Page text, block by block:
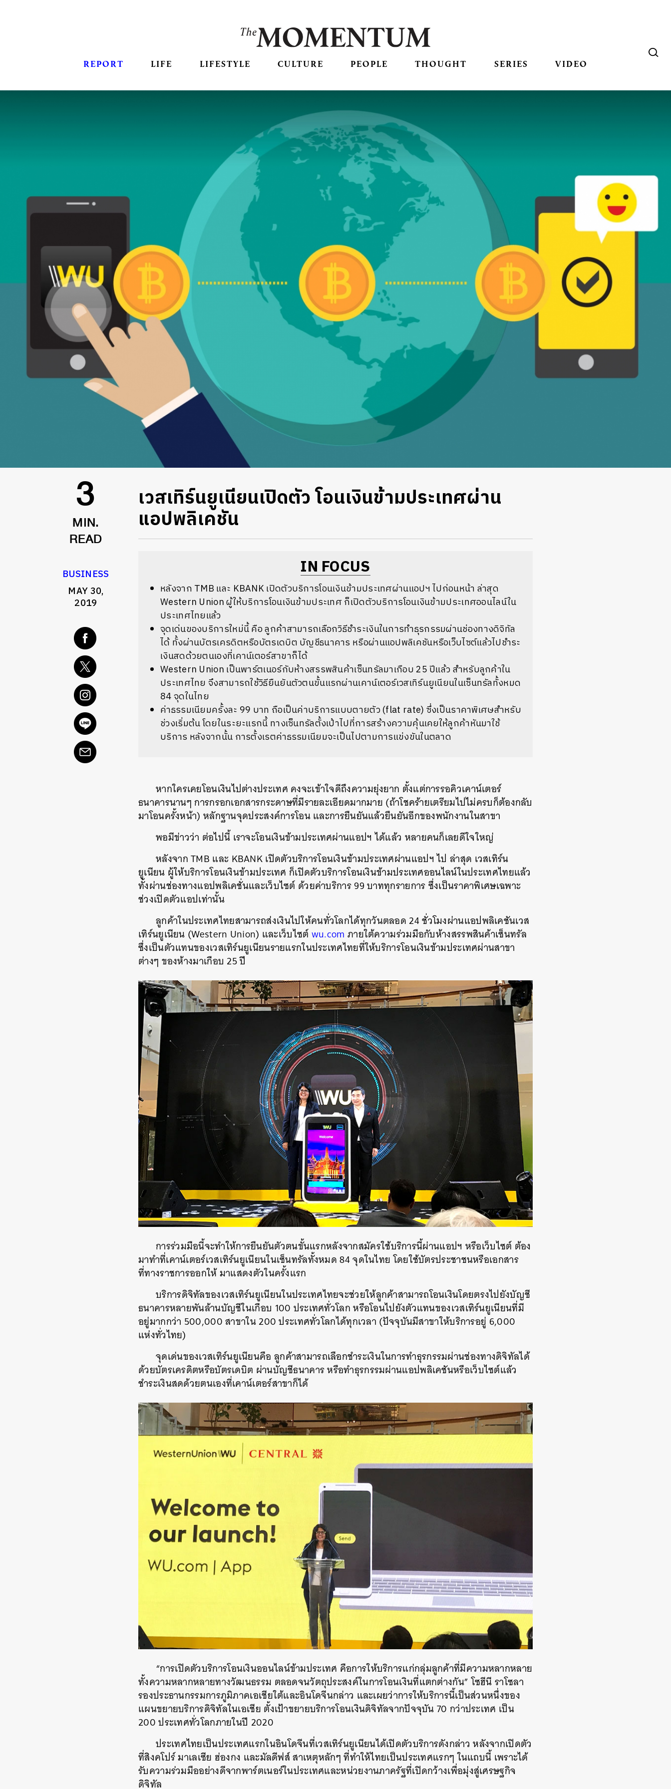
REPORT LIFE LIFESTYLE CULTURE PEOPLE THOUGHT SERIES VIDEO
3
MIN.
READ
BUSINESS
MAY 30,
2019
เวสเทิร์นยูเนียนเปิดตัว โอนเงินข้ามประเทศผ่าน
แอปพลิเคชัน
IN FOCUS
หลังจาก TMB และ KBANK เปิดตัวบริการโอนเงินข้ามประเทศผ่านแอปฯ ไปก่อนหน้า ล่าสุด
Western Union ผู้ให้บริการโอนเงินข้ามประเทศ ก็เปิดตัวบริการโอนเงินข้ามประเทศออนไลน์ใน
ประเทศไทยแล้ว
จุดเด่นของบริการใหม่นี้ คือ ลูกค้าสามารถเลือกวิธีชำระเงินในการทำธุรกรรมผ่านช่องทางดิจิทัล
ได้ ทั้งผ่านบัตรเครดิตหรือบัตรเดบิต บัญชีธนาคาร หรือผ่านแอปพลิเคชันหรือเว็บไซต์แล้วไปชำระ
เงินสดด้วยตนเองที่เคาน์เตอร์สาขาก็ได้
Western Union เป็นพาร์ตเนอร์กับห้างสรรพสินค้าเซ็นทรัลมาเกือบ 25 ปีแล้ว สำหรับลูกค้าใน
ประเทศไทย จึงสามารถใช้วิธียืนยันตัวตนขั้นแรกผ่านเคาน์เตอร์เวสเทิร์นยูเนียนในเซ็นทรัลทั้งหมด
84 จุดในไทย
ค่าธรรมเนียมครั้งละ 99 บาท ถือเป็นค่าบริการแบบตายตัว (flat rate) ซึ่งเป็นราคาพิเศษสำหรับ
ช่วงเริ่มต้น โดยในระยะแรกนี้ ทางเซ็นทรัลตั้งเป้าไปที่การสร้างความคุ้นเคยให้ลูกค้าหันมาใช้
บริการ หลังจากนั้น การตั้งเรตค่าธรรมเนียมจะเป็นไปตามการแข่งขันในตลาด
หากใครเคยโอนเงินไปต่างประเทศ คงจะเข้าใจดีถึงความยุ่งยาก ตั้งแต่การรอคิวเคาน์เตอร์
ธนาคารนานๆ การกรอกเอกสารกระดาษที่มีรายละเอียดมากมาย (ถ้าโชคร้ายเตรียมไปไม่ครบก็ต้องกลับ
มาโอนครั้งหน้า) หลักฐานจุดประสงค์การโอน และการยืนยันแล้วยืนยันอีกของพนักงานในสาขา
พอมีข่าวว่า ต่อไปนี้ เราจะโอนเงินข้ามประเทศผ่านแอปฯ ได้แล้ว หลายคนก็เลยดีใจใหญ่
หลังจาก TMB และ KBANK เปิดตัวบริการโอนเงินข้ามประเทศผ่านแอปฯ ไป ล่าสุด เวสเทิร์น
ยูเนียน ผู้ให้บริการโอนเงินข้ามประเทศ ก็เปิดตัวบริการโอนเงินข้ามประเทศออนไลน์ในประเทศไทยแล้ว
ทั้งผ่านช่องทางแอปพลิเคชั่นและเว็บไซต์ ด้วยค่าบริการ 99 บาททุกรายการ ซึ่งเป็นราคาพิเศษเฉพาะ
ช่วงเปิดตัวแอปเท่านั้น
ลูกค้าในประเทศไทยสามารถส่งเงินไปให้คนทั่วโลกได้ทุกวันตลอด 24 ชั่วโมงผ่านแอปพลิเคชันเวส
เทิร์นยูเนียน (Western Union) และเว็บไซต์wu.com ภายใต้ความร่วมมือกับห้างสรรพสินค้าเซ็นทรัล
ซึ่งเป็นตัวแทนของเวสเทิร์นยูเนียนรายแรกในประเทศไทยที่ให้บริการโอนเงินข้ามประเทศผ่านสาขา
ต่างๆ ของห้างมาเกือบ 25 ปี
การร่วมมือนี้จะทำให้การยืนยันตัวตนขั้นแรกหลังจากสมัครใช้บริการนี้ผ่านแอปฯ หรือเว็บไซต์ ต้อง
มาทำที่เคาน์เตอร์เวสเทิร์นยูเนียนในเซ็นทรัลทั้งหมด 84 จุดในไทย โดยใช้บัตรประชาชนหรือเอกสาร
ที่ทางราชการออกให้ มาแสดงตัวในครั้งแรก
บริการดิจิทัลของเวสเทิร์นยูเนียนในประเทศไทยจะช่วยให้ลูกค้าสามารถโอนเงินโดยตรงไปยังบัญชี
ธนาคารหลายพันล้านบัญชีในเกือบ 100 ประเทศทั่วโลก หรือโอนไปยังตัวแทนของเวสเทิร์นยูเนียนที่มี
อยู่มากกว่า 500,000 สาขาใน 200 ประเทศทั่วโลกได้ทุกเวลา (ปัจจุบันมีสาขาให้บริการอยู่ 6,000
แห่งทั่วไทย)
จุดเด่นของเวสเทิร์นยูเนียนคือ ลูกค้าสามารถเลือกชำระเงินในการทำธุรกรรมผ่านช่องทางดิจิทัลได้
ด้วยบัตรเครดิตหรือบัตรเดบิต ผ่านบัญชีธนาคาร หรือทำธุรกรรมผ่านแอปพลิเคชันหรือเว็บไซต์แล้ว
ชำระเงินสดด้วยตนเองที่เคาน์เตอร์สาขาก็ได้
“การเปิดตัวบริการโอนเงินออนไลน์ข้ามประเทศ คือการให้บริการแก่กลุ่มลูกค้าที่มีความหลากหลาย
ทั้งความหลากหลายทางวัฒนธรรม ตลอดจนวัตถุประสงค์ในการโอนเงินที่แตกต่างกัน” โซฮีนี ราโซลา
รองประธานกรรมการภูมิภาคเอเชียใต้และอินโดจีนกล่าว และเผยว่าการให้บริการนี้เป็นส่วนหนึ่งของ
แผนขยายบริการดิจิทัลในเอเชีย ตั้งเป้าขยายบริการโอนเงินดิจิทัลจากปัจจุบัน 70 กว่าประเทศ เป็น
200 ประเทศทั่วโลกภายในปี 2020
ประเทศไทยเป็นประเทศแรกในอินโดจีนที่เวสเทิร์นยูเนียนได้เปิดตัวบริการดังกล่าว หลังจากเปิดตัว
ที่สิงคโปร์ มาเลเซีย ฮ่องกง และมัลดีฟส์ สาเหตุหลักๆ ที่ทำให้ไทยเป็นประเทศแรกๆ ในแถบนี้ เพราะได้
รับความร่วมมืออย่างดีจากพาร์ตเนอร์ในประเทศและหน่วยงานภาครัฐที่เปิดกว้างเพื่อมุ่งสู่เศรษฐกิจ
ดิจิทัล
ค้นหา
SHARE TWEET LINE EMAIL